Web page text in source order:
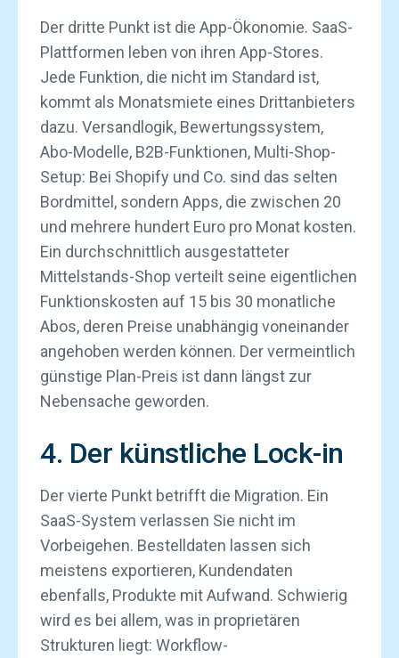
Der dritte Punkt ist die App-Ökonomie. SaaS-
Plattformen leben von ihren App-Stores.
Jede Funktion, die nicht im Standard ist,
kommt als Monatsmiete eines Drittanbieters
dazu. Versandlogik, Bewertungssystem,
Abo-Modelle, B2B-Funktionen, Multi-Shop-
Setup: Bei Shopify und Co. sind das selten
Bordmittel, sondern Apps, die zwischen 20
und mehrere hundert Euro pro Monat kosten.
Ein durchschnittlich ausgestatteter
Mittelstands-Shop verteilt seine eigentlichen
Funktionskosten auf 15 bis 30 monatliche
Abos, deren Preise unabhängig voneinander
angehoben werden können. Der vermeintlich
günstige Plan-Preis ist dann längst zur
Nebensache geworden.
4. Der künstliche Lock-in
Der vierte Punkt betrifft die Migration. Ein
SaaS-System verlassen Sie nicht im
Vorbeigehen. Bestelldaten lassen sich
meistens exportieren, Kundendaten
ebenfalls, Produkte mit Aufwand. Schwierig
wird es bei allem, was in proprietären
Strukturen liegt: Workflow-